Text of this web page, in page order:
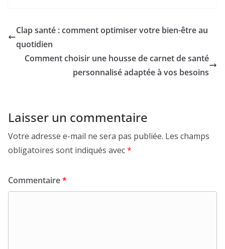
Clap santé : comment optimiser votre bien-être au
quotidien
Comment choisir une housse de carnet de santé
personnalisé adaptée à vos besoins
Laisser un commentaire
Votre adresse e-mail ne sera pas publiée. Les champs
obligatoires sont indiqués avec*
Commentaire*